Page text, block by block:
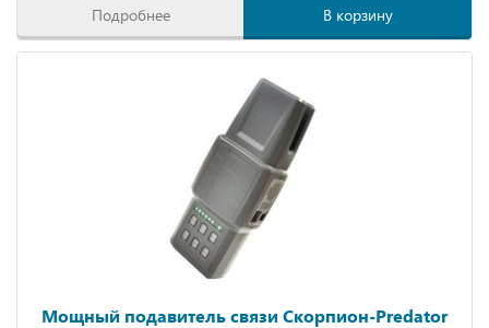
Подробнее В корзину
Мощный подавитель связи Скорпион-Predator